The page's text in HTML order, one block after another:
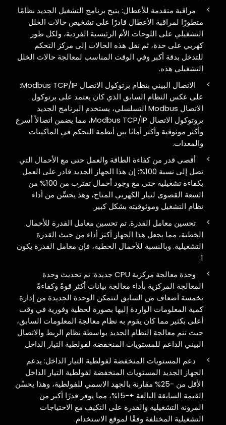
مراقبة متقدمة للأعطال: يتيح برنامج التشغيل الجديد نظامًا
متطورًا لمراقبة الأعطال قادرًا على تشخيص حالات الخلل
التشغيلي على اللوحات الأم الرئيسية الفردية، ولكل طور
كهربي على حدة، ثم نقل هذه الحالات إلى مركز التحكم
للتدخل بدقة أكبر وفي الوقت المناسب لمعالجة حالات الخلل
التشغيلي هذه.
الاتصال البيني بنظام برتوكول الاتصال Modbus TCP/IP:
على عكس النظام السابق الذي كان يعتمد على برتوكول
الاتصال Modbus التسلسلي، يستخدم البرنامج الجديد
بروتوكول الاتصال Modbus TCP/IP، مما يضمن اتصالاً أسرع
وأكثر موثوقية وأكثر أمانًا بين أنظمة التحكم في الماكينات
والمعدات.
أقصى قدر من كفاءة الطاقة والعمل حتى مع الأحمال التي
تصل إلى نسبة 100%: إن هذا الجهاز الجديد قادر على العمل
بكفاءة تشغيلية حتى مع وجود أحمال تقترب من 100% من
السعة القصوى لتيار الكهربي المتاح، وهذ يحسِّن من أداء
نظام التشغيل وموثوقيته بشكل كبير.
تحسين معامل القدرة. تم تحسين معامل القدرة للأحمال
الخطية، مما يجعل هذا الجهاز أكثر أداء من حيث القدرة
التشغيلية. وبالنسبة للأحمال الخطية، فإن معامل القدرة يكون
1.
وحدة معالجة مركزية CPU جديدة: تم تحديث وحدة
المعالجة المركزية بأداء معالجة بيانات أكثر قوةً وكفاءةً
بخمسة أضعاف من السابق لتتمكن الوحدة الجديدة من إدارة
كمية المعلومات الواردة إليها بصورة لحظية وفورية في وقت
أعلى بكثير مما كان يقوم به نظام معالجة المعلومات السابق،
حيث تتم معالجة النظام الجديد بواسطة نظام الربط والاتصال
البيني الداعم للمستويات المنخفضة لفولطية التيار الداخل
دعم المستويات المنخفضة لفولطية التيار الداخل: يدعم
الجهاز الجديد المستويات المنخفضة لفولطية التيار الداخل
الأقل من -25% مقارنة بالجهد الاسمي للفولطية، وهذا يحسِّن
القيمة السابقة البالغة +-15%، مما يوفر قدرًا أكبر من
المرونة التشغيلية والقدرة على التكيف مع الاحتياجات
التشغيلية المختلفة وفقًا لموقع الاستخدام.